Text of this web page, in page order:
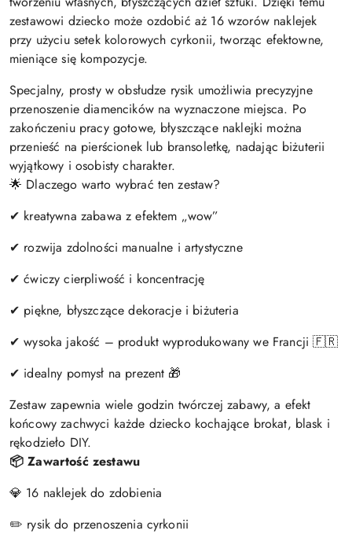
zestawowi dziecko może ozdobić aż 16 wzorów naklejek
przy użyciu setek kolorowych cyrkonii, tworząc efektowne,
mieniące się kompozycje.
Specjalny, prosty w obsłudze rysik umożliwia precyzyjne
przenoszenie diamencików na wyznaczone miejsca. Po
zakończeniu pracy gotowe, błyszczące naklejki można
przenieść na pierścionek lub bransoletkę, nadając biżuterii
wyjątkowy i osobisty charakter.
🌟 Dlaczego warto wybrać ten zestaw?
✔ kreatywna zabawa z efektem „wow”
✔ rozwija zdolności manualne i artystyczne
✔ ćwiczy cierpliwość i koncentrację
✔ piękne, błyszczące dekoracje i biżuteria
✔ wysoka jakość – produkt wyprodukowany we Francji 🇫🇷
✔ idealny pomysł na prezent 🎁
Zestaw zapewnia wiele godzin twórczej zabawy, a efekt
końcowy zachwyci każde dziecko kochające brokat, blask i
rękodzieło DIY.
📦 Zawartość zestawu
💎 16 naklejek do zdobienia
✏️ rysik do przenoszenia cyrkonii